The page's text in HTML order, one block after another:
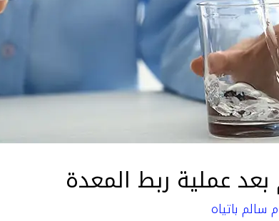
عملية ربط المعدة
سالم باتياه